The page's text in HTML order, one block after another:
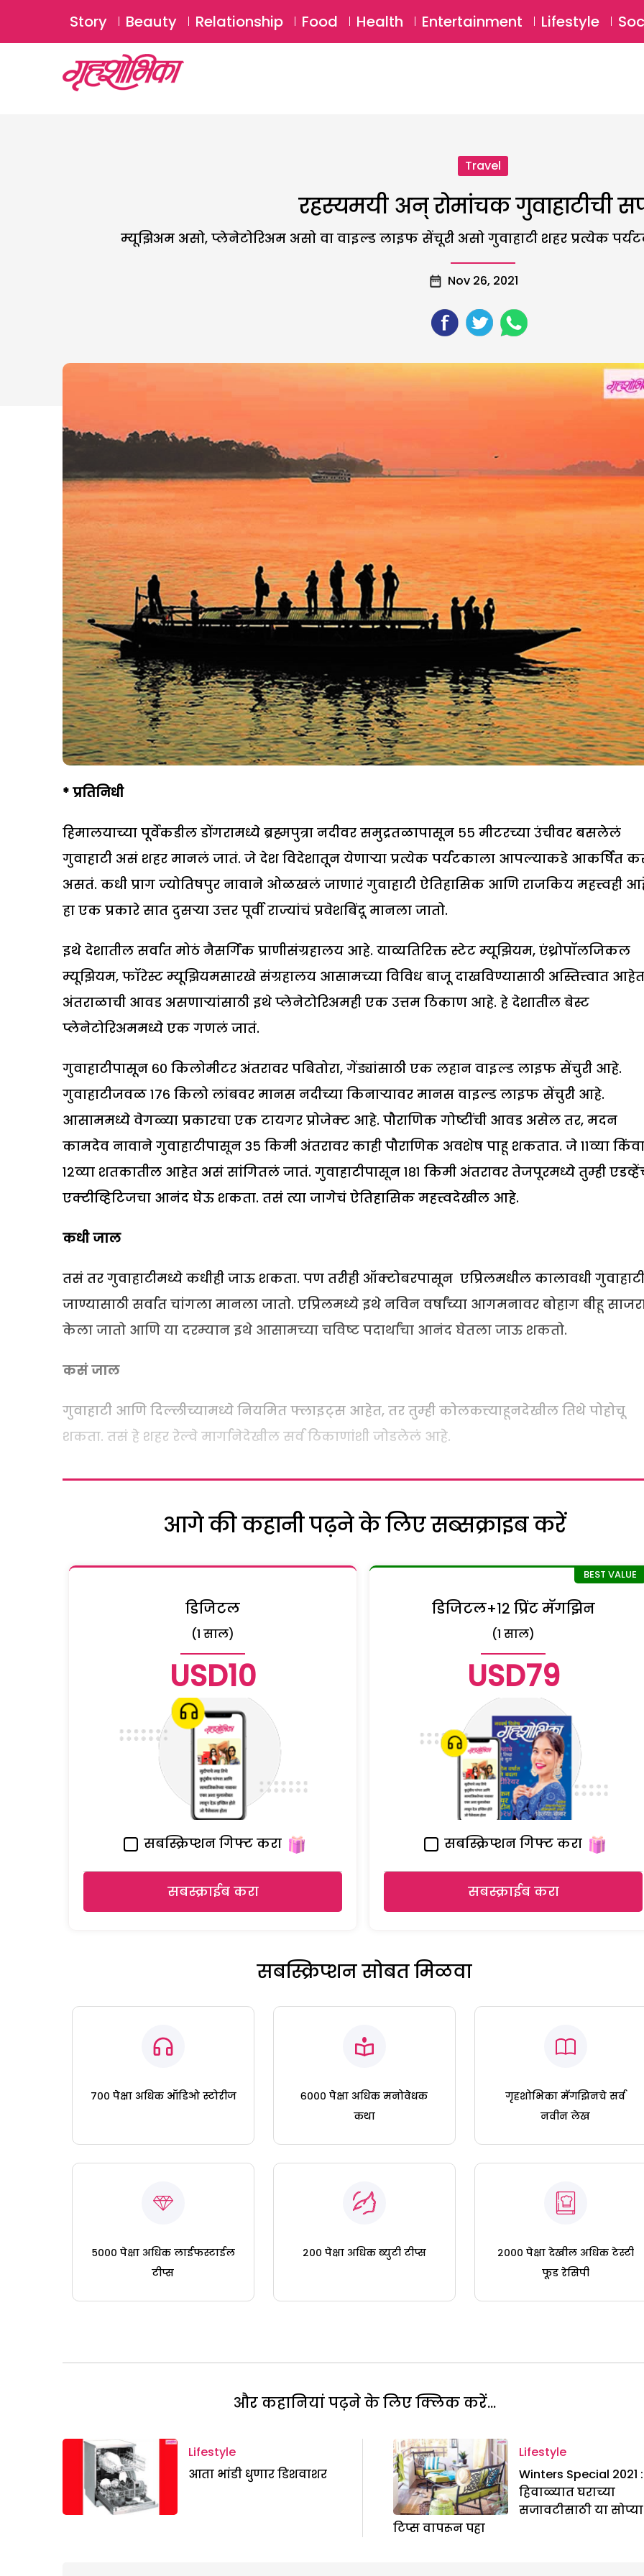
Story Beauty Relationship Food Health Entertainment Lifestyle
Travel
रहस्यमयी अन् रोमांचक गुवाहाटीची
म्यूझिअम असो, प्लेनेटोरिअम असो वा वाइल्ड लाइफ सेंचूरी असो गुवाहाटी शहर प्रत्येक
Nov 26, 2021
* प्रतिनिधी
हिमालयाच्या पूर्वेकडील डोंगरामध्ये ब्रह्मपुत्रा नदीवर समुद्रतळापासून ५५ मीटरच्या उंचीवर बसलेलं
गुवाहाटी असं शहर मानलं जातं. जे देश विदेशातून येणाऱ्या प्रत्येक पर्यटकाला आपल्याकडे आकर्षित
असतं. कधी प्राग ज्योतिषपुर नावाने ओळखलं जाणारं गुवाहाटी ऐतिहासिक आणि राजकिय महत्त्वही
हा एक प्रकारे सात दुसऱ्या उत्तर पूर्वी राज्यांचं प्रवेशबिंदू मानला जातो.
इथे देशातील सर्वात मोठं नैसर्गिक प्राणीसंग्रहालय आहे. याव्यतिरिक्त स्टेट म्यूझियम, एंथ्रोपॉलजिकल
म्यूझियम, फॉरेस्ट म्यूझियमसारखे संग्रहालय आसामच्या विविध बाजू दाखविण्यासाठी अस्तित्त्वात
अंतराळाची आवड असणाऱ्यांसाठी इथे प्लेनेटोरिअमही एक उत्तम ठिकाण आहे. हे देशातील बेस्ट
प्लेनेटोरिअममध्ये एक गणलं जातं.
गुवाहाटीपासून ६० किलोमीटर अंतरावर पबितोरा, गेंड्यांसाठी एक लहान वाइल्ड लाइफ सेंचुरी आहे.
गुवाहाटीजवळ १७६ किलो लांबवर मानस नदीच्या किनाऱ्यावर मानस वाइल्ड लाइफ सेंचुरी आहे.
आसाममध्ये वेगळ्या प्रकारचा एक टायगर प्रोजेक्ट आहे. पौराणिक गोष्टींची आवड असेल तर, मदन
कामदेव नावाने गुवाहाटीपासून ३५ किमी अंतरावर काही पौराणिक अवशेष पाहू शकतात. जे ११व्या किंवा
१२व्या शतकातील आहेत असं सांगितलं जातं. गुवाहाटीपासून १८१ किमी अंतरावर तेजपूरमध्ये तुम्ही
एक्टीव्हिटिजचा आनंद घेऊ शकता. तसं त्या जागेचं ऐतिहासिक महत्त्वदेखील आहे.
कधी जाल
तसं तर गुवाहाटीमध्ये कधीही जाऊ शकता. पण तरीही ऑक्टोबरपासून एप्रिलमधील कालावधी
जाण्यासाठी सर्वात चांगला मानला जातो. एप्रिलमध्ये इथे नविन वर्षांच्या आगमनावर बोहाग बीहू
केला जातो आणि या दरम्यान इथे आसामच्या चविष्ट पदार्थांचा आनंद घेतला जाऊ शकतो.
कसं जाल
गुवाहाटी आणि दिल्लीच्यामध्ये नियमित फ्लाइट्स आहेत, तर तुम्ही कोलकत्त्याहूनदेखील तिथे पोहोचू
शकता. तसं हे शहर रेल्वे मार्गानेदेखील सर्व ठिकाणांशी जोडलेलं आहे.
आगे की कहानी पढ़ने के लिए सब्सक्राइब करें
डिजिटल
(1 साल)
USD10
सबस्क्रिप्शन गिफ्ट करा
सबस्क्राईब करा
डिजिटल+१२ प्रिंट मॅगझिन
(1 साल)
USD79
सबस्क्रिप्शन गिफ्ट करा
सबस्क्राईब करा
सबस्क्रिप्शन सोबत मिळवा
७०० पेक्षा अधिक ऑडिओ स्टोरीज
६००० पेक्षा अधिक मनोवेधक
कथा
गृहशोभिका मॅगझिनचे सर्व
नवीन लेख
५००० पेक्षा अधिक लाईफस्टाईल
टीप्स
२०० पेक्षा अधिक ब्युटी टीप्स
२००० पेक्षा देखील अधिक टेस्टी
फूड रेसिपी
और कहानियां पढ़ने के लिए क्लिक करें...
Lifestyle
आता भांडी धुणार डिशवाशर
Lifestyle
Winters Special 2021 :
हिवाळ्यात घराच्या
सजावटीसाठी या सोप्या
टिप्स वापरून पहा